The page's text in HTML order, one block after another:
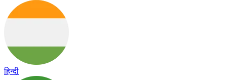
हिन्दी